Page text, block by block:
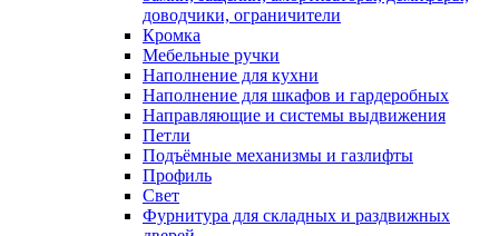
доводчики, ограничители
Кромка
Мебельные ручки
Наполнение для кухни
Наполнение для шкафов и гардеробных
Направляющие и системы выдвижения
Петли
Подъёмные механизмы и газлифты
Профиль
Свет
Фурнитура для складных и раздвижных